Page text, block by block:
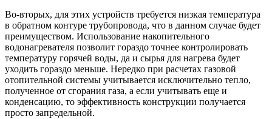
Во-вторых, для этих устройств требуется низкая температура
в обратном контуре трубопровода, что в данном случае будет
преимуществом. Использование накопительного
водонагревателя позволит гораздо точнее контролировать
температуру горячей воды, да и сырья для нагрева будет
уходить гораздо меньше. Нередко при расчетах газовой
отопительной системы учитывается исключительно тепло,
полученное от сгорания газа, а если учитывать еще и
конденсацию, то эффективность конструкции получается
просто запредельной.